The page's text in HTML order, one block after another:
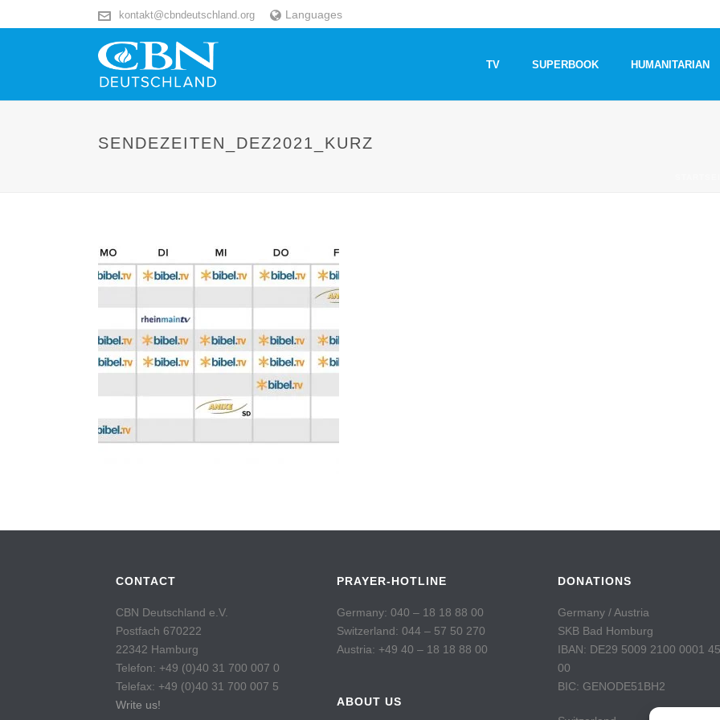
kontakt@cbndeutschland.org Languages
TV SUPERBOOK HUMANITARIAN
SENDEZEITEN_DEZ2021_KURZ
CONTACT
CBN Deutschland e.V.
Postfach 670222
22342 Hamburg
Telefon: +49 (0)40 31 700 007 0
Telefax: +49 (0)40 31 700 007 5
Write us!
PRAYER-HOTLINE
Germany: 040 – 18 18 88 00
Switzerland: 044 – 57 50 270
Austria: +49 40 – 18 18 88 00
ABOUT US
DONATIONS
Germany / Austria
SKB Bad Homburg
IBAN: DE29 5009 2100 0001
00
BIC: GENODE51BH2